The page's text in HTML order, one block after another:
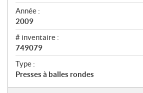
Année :
2009
# inventaire :
749079
Type :
Presses à balles rondes